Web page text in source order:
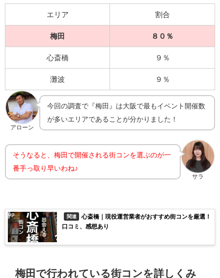
エリア 割合
梅田 ８０％
心斎橋 ９％
灘波 ９％
アローン
今回の調査で『梅田』は大阪で最もイベント開催数
が多いエリアであることが分かりました！
サラ
そうなると、梅田で開催される街コンを選ぶのが一
番手っ取り早いわね♪
関連
心斎橋｜現役運営業者がおすすめ街コンを厳選！
口コミ、感想あり
梅田で行われている街コンを詳しくみ